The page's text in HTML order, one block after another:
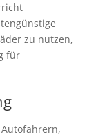
zu nutzen,
für